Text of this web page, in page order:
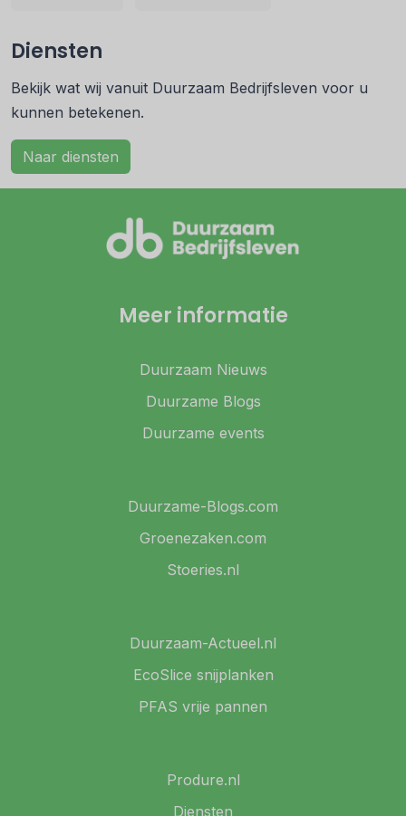
Diensten
Bekijk wat wij vanuit Duurzaam Bedrijfsleven voor u
kunnen betekenen.
Naar diensten
Meer informatie
Duurzaam Nieuws
Duurzame Blogs
Duurzame events
Duurzame-Blogs.com
Groenezaken.com
Stoeries.nl
Duurzaam-Actueel.nl
EcoSlice snijplanken
PFAS vrije pannen
Produre.nl
Diensten